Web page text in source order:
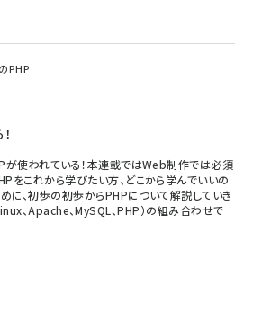
PHP
使われている！本連載ではWeb制作では必須
をこれから学びたい方、どこから学んでいいの
に、初歩の初歩からPHPについて解説していき
、Apache、MySQL、PHP）の組み合わせで